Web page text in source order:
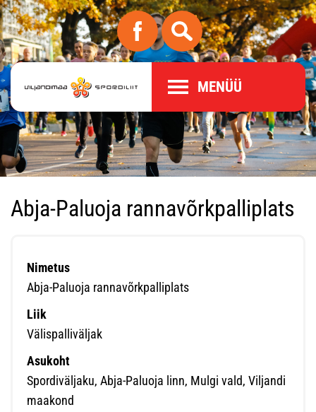
MENÜÜ
Abja-Paluoja rannavõrkpalliplats
Nimetus
Abja-Paluoja rannavõrkpalliplats
Liik
Välispalliväljak
Asukoht
Spordiväljaku, Abja-Paluoja linn, Mulgi vald, Viljandi
maakond